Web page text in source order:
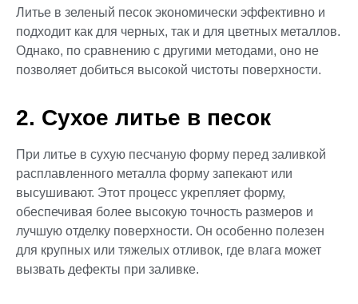
Литье в зеленый песок экономически эффективно и
подходит как для черных, так и для цветных металлов.
Однако, по сравнению с другими методами, оно не
позволяет добиться высокой чистоты поверхности.
2. Сухое литье в песок
При литье в сухую песчаную форму перед заливкой
расплавленного металла форму запекают или
высушивают. Этот процесс укрепляет форму,
обеспечивая более высокую точность размеров и
лучшую отделку поверхности. Он особенно полезен
для крупных или тяжелых отливок, где влага может
вызвать дефекты при заливке.